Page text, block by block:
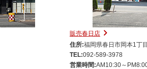
販売春日店
住所:福岡県春日市岡本1丁
TEL:092-589-3978
営業時間:AM10:30～